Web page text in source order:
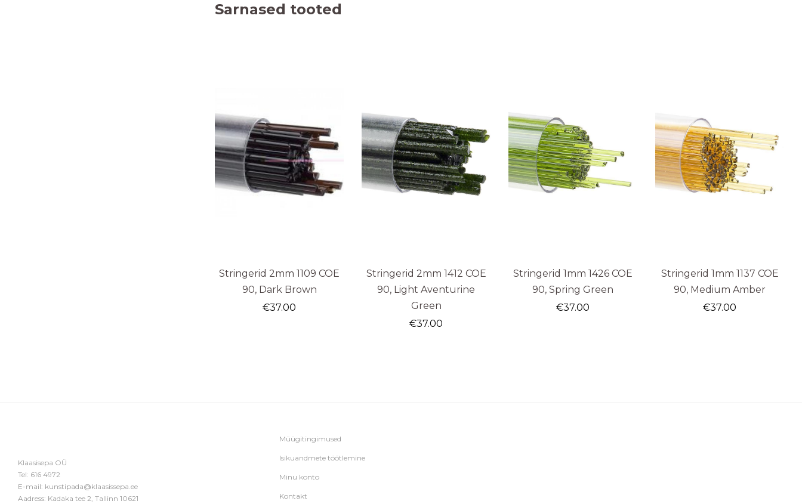
Sarnased tooted
Stringerid 2mm 1109 COE
90, Dark Brown
€37.00
Stringerid 2mm 1412 COE
90, Light Aventurine
Green
€37.00
Stringerid 1mm 1426 COE
90, Spring Green
€37.00
Stringerid 1mm 1137 COE
90, Medium Amber
€37.00
Klaasisepa OÜ
Tel: 616 4972
E-mail: kunstipada@klaasissepa.ee
Aadress: Kadaka tee 2, Tallinn 10621
Müügitingimused
Isikuandmete töötlemine
Minu konto
Kontakt